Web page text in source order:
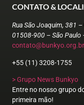
CONTATO &
Rua São Joaquim, 381
01508-900 – São Paulo
contato@bunkyo.org.br
+55 (11) 3208-1755
> Grupo News Bunkyo
Entre no nosso grupo
primeira mão!